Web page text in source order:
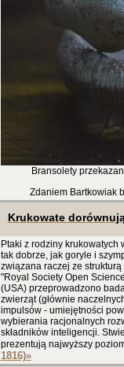
Bransolety
Zdaniem Bartkowiak
Krukowate
Ptaki z rodziny
tak dobrze, jak goryle i
związana raczej ze
"Royal Society Open
(USA) przeprowadzono
zwierząt (głównie
impulsów - umiejętności
wybierania racjonalnych
składników inteligencji.
prezentują najwyższy
1816)»